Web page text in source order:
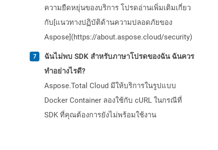
ความยืดหยุ่นของบริการ โปรดอ่านเพิ่มเติมเกี่ยว
กับ[แนวทางปฏิบัติด้านความปลอดภัยของ
Aspose](https://about.aspose.cloud/security)
ฉันไม่พบ SDK สำหรับภาษาโปรดของฉัน ฉันควร
ทำอย่างไรดี?
Aspose.Total Cloud มีให้บริการในรูปแบบ
Docker Container ลองใช้กับ cURL ในกรณีที่
SDK ที่คุณต้องการยังไม่พร้อมใช้งาน